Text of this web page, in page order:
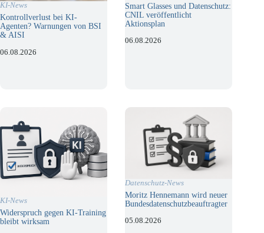
KI-News
Kontrollverlust bei KI-
Agenten? Warnungen von BSI
& AISI
06.08.2026
Smart Glasses und Datenschutz:
CNIL veröffentlicht
Aktionsplan
06.08.2026
KI-News
Widerspruch gegen KI-Training
bleibt wirksam
Datenschutz-News
Moritz Hennemann wird neuer
Bundesdatenschutzbeauftragter
05.08.2026